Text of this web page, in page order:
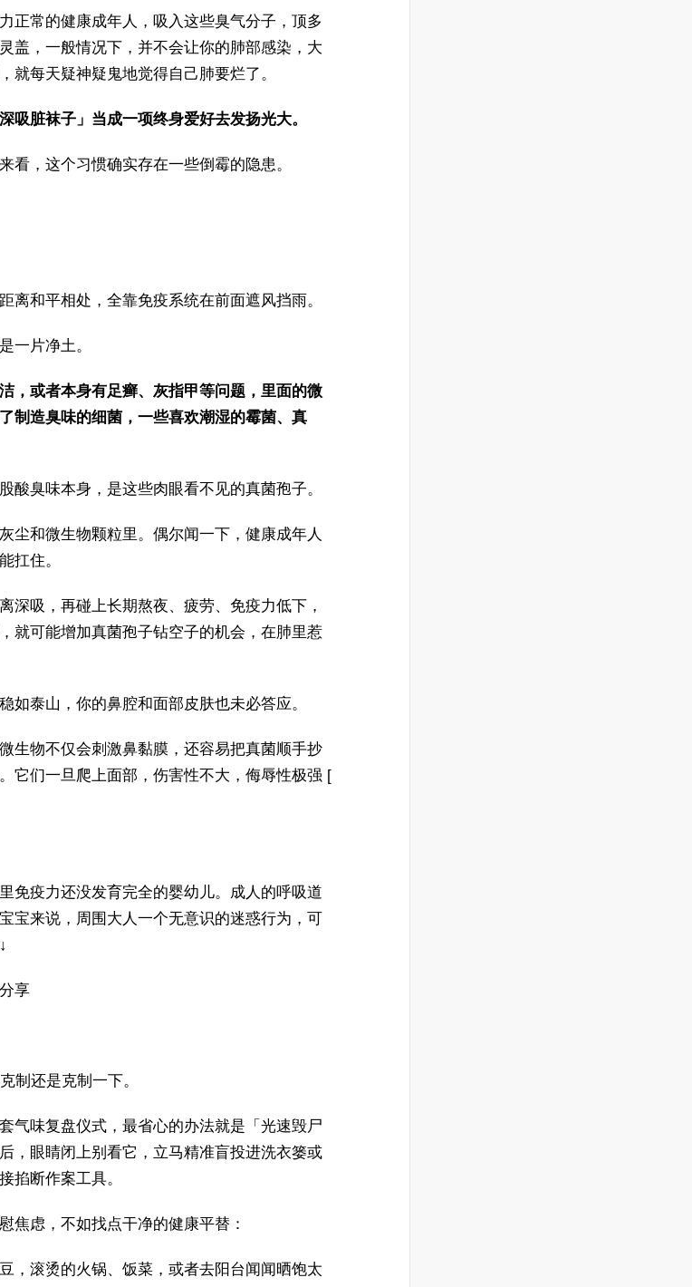
正常的健康成年人，吸入这些臭气分子，顶多
盖，一般情况下，并不会让你的肺部感染，大
就每天疑神疑鬼地觉得自己肺要烂了。
吸脏袜子」当成一项终身爱好去发扬光大。
看，这个习惯确实存在一些倒霉的隐患。
离和平相处，全靠免疫系统在前面遮风挡雨。
一片净土。
，或者本身有足癣、灰指甲等问题，里面的微
制造臭味的细菌，一些喜欢潮湿的霉菌、真
酸臭味本身，是这些肉眼看不见的真菌孢子。
尘和微生物颗粒里。偶尔闻一下，健康成年人
扛住。
深吸，再碰上长期熬夜、疲劳、免疫力低下，
就可能增加真菌孢子钻空子的机会，在肺里惹
如泰山，你的鼻腔和面部皮肤也未必答应。
生物不仅会刺激鼻黏膜，还容易把真菌顺手抄
它们一旦爬上面部，伤害性不大，侮辱性极强 [
免疫力还没发育完全的婴幼儿。成人的呼吸道
宝来说，周围大人一个无意识的迷惑行为，可
享
制还是克制一下。
气味复盘仪式，最省心的办法就是「光速毁尸
眼睛闭上别看它，立马精准盲投进洗衣篓或
掐断作案工具。
焦虑，不如找点干净的健康平替：
，滚烫的火锅、饭菜，或者去阳台闻闻晒饱太